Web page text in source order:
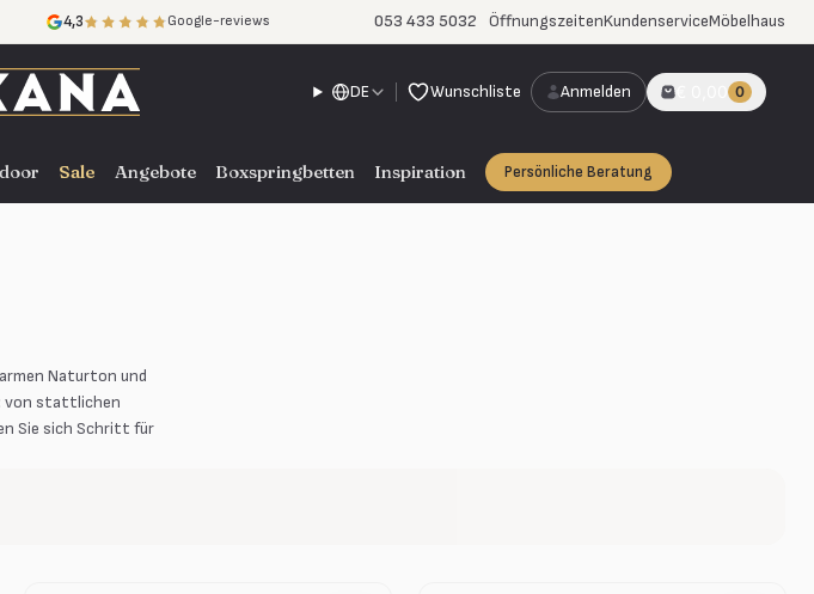
4,3 Google-reviews 053 433 5032 ÖffnungszeitenKundenserviceMöbelhaus
DE Wunschliste Anmelden € 0,00 0
Sale Angebote Boxspringbetten Inspiration Persönliche Beratung
Naturton und
von stattlichen
Sie sich Schritt für